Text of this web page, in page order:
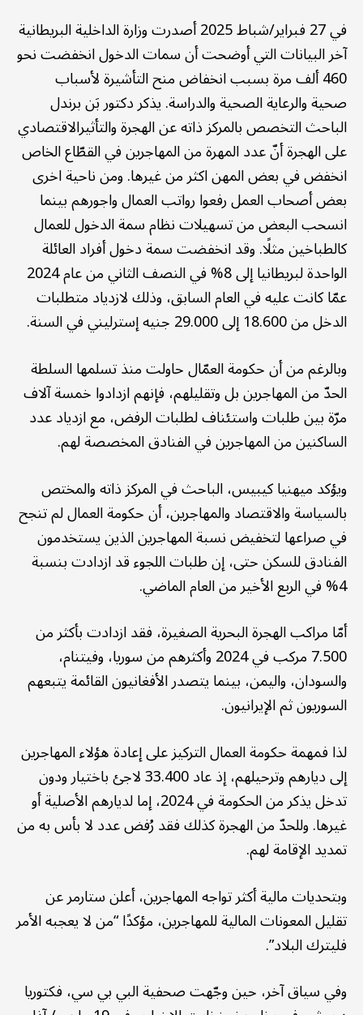
في 27 فبراير/شباط 2025 أصدرت وزارة الداخلية البريطانية
آخر البيانات التي أوضحت أن سمات الدخول انخفضت نحو
460 ألف مرة بسبب انخفاض منح التأشيرة لأسباب
صحية والرعاية الصحية والدراسة. يذكر دكتور بَن برندل
الباحث التخصص بالمركز ذاته عن الهجرة والتأثيرالاقتصادي
على الهجرة أنّ عدد المهرة من المهاجرين في القطّاع الخاص
انخفض في بعض المهن اكثر من غيرها. ومن ناحية اخرى
بعض أصحاب العمل رفعوا رواتب العمال واجورهم بينما
انسحب البعض من تسهيلات نظام سمة الدخول للعمال
كالطباخين مثلًا. وقد انخفضت سمة دخول أفراد العائلة
الواحدة لبريطانيا إلى 8% في النصف الثاني من عام 2024
عمّا كانت عليه في العام السابق، وذلك لازدياد متطلبات
الدخل من 18.600 إلى 29.000 جنيه إسترليني في السنة.
وبالرغم من أن حكومة العمّال حاولت منذ تسلمها السلطة
الحدّ من المهاجرين بل وتقليلهم، فإنهم ازدادوا خمسة آلاف
مرّة بين طلبات واستئناف لطلبات الرفض، مع ازدياد عدد
الساكنين من المهاجرين في الفنادق المخصصة لهم.
ويؤكد ميهنيا كيبيس، الباحث في المركز ذاته والمختص
بالسياسة والاقتصاد والمهاجرين، أن حكومة العمال لم تنجح
في صراعها لتخفيض نسبة المهاجرين الذين يستخدمون
الفنادق للسكن حتى، إن طلبات اللجوء قد ازدادت بنسبة
4% في الربع الأخير من العام الماضي.
أمّا مراكب الهجرة البحرية الصغيرة، فقد ازدادت بأكثر من
7.500 مركب في 2024 وأكثرهم من سوريا، وفيتنام،
والسودان، واليمن، بينما يتصدر الأفغانيون القائمة يتبعهم
السوريون ثم الإيرانيون.
لذا فمهمة حكومة العمال التركيز على إعادة هؤلاء المهاجرين
إلى ديارهم وترحيلهم، إذ عاد 33.400 لاجئ باختيار ودون
تدخل يذكر من الحكومة في 2024، إما لديارهم الأصلية أو
غيرها. وللحدّ من الهجرة كذلك فقد رُفض عدد لا بأس به من
تمديد الإقامة لهم.
وبتحديات مالية أكثر تواجه المهاجرين، أعلن ستارمر عن
تقليل المعونات المالية للمهاجرين، مؤكدًا “من لا يعجبه الأمر
فليترك البلاد”.
وفي سياق آخر، حين وجّهت صحفية البي بي سي، فكتوريا